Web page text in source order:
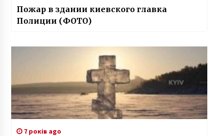
Пожар в здании киевского главка
Полиции (ФОТО)
7 років ago